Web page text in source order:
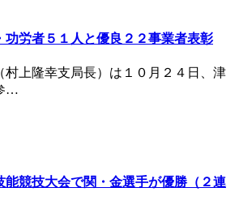
功労者５１人と優良２２事業者表彰
村上隆幸支局長）は１０月２４日、津
…
能競技大会で関・金選手が優勝（２連